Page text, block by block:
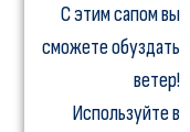
С этим сапом вы
сможете обуздать
ветер!
Используйте в